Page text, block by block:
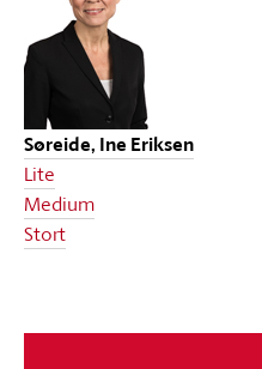
Søreide, Ine Eriksen
Lite
Medium
Stort